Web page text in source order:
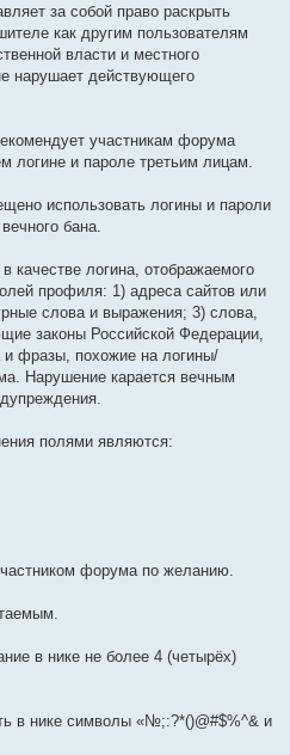
за собой право раскрыть
как другим пользователям
власти и местного
нарушает действующего
участникам форума
логине и пароле третьим лицам.
использовать логины и пароли
бана.
качестве логина, отображаемого
профиля: 1) адреса сайтов или
слова и выражения; 3) слова,
законы Российской Федерации,
фразы, похожие на логины/
Нарушение карается вечным
полями являются:
форума по желанию.
в нике не более 4 (четырёх)
в нике символы «№;:?*()@#$%^& и